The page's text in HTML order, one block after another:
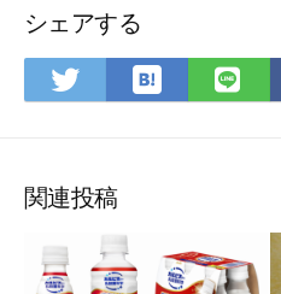
シェアする
Twitter
で
ア
は
て
マ
ー
で
関連投稿